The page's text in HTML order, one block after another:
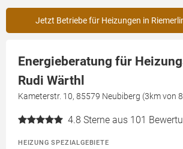
Jetzt Betriebe für Heizungen in
Energieberatung für
Rudi Wärthl
Kameterstr. 10, 85579 Neubiberg (3km von
4.8 Sterne aus 101
HEIZUNG SPEZIALGEBIETE